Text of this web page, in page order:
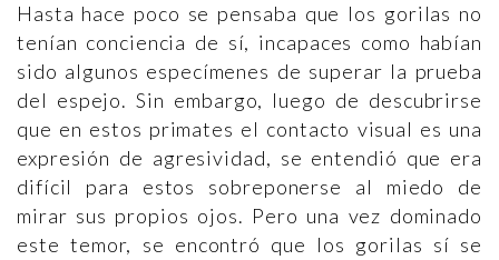
Hasta hace poco se pensaba que los gorilas no
tenían conciencia de sí, incapaces como habían
sido algunos especímenes de superar la prueba
del espejo. Sin embargo, luego de descubrirse
que en estos primates el contacto visual es una
expresión de agresividad, se entendió que era
difícil para estos sobreponerse al miedo de
mirar sus propios ojos. Pero una vez dominado
este temor, se encontró que los gorilas sí se